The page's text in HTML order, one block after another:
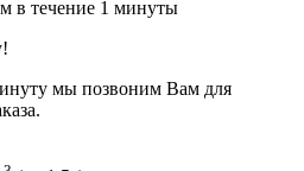
в течение 1 минуты
мы позвоним Вам для